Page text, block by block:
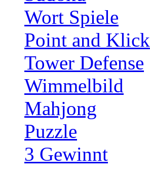
Wort Spiele
Point and Klick
Tower Defense
Wimmelbild
Mahjong
Puzzle
3 Gewinnt